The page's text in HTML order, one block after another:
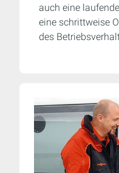
auch eine
eine schrittweise
des